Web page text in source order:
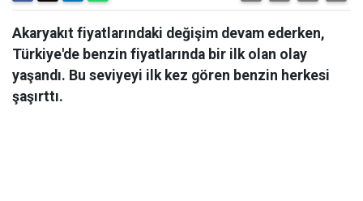
Akaryakıt fiyatlarındaki değişim devam ederken,
Türkiye'de benzin fiyatlarında bir ilk olan olay
yaşandı. Bu seviyeyi ilk kez gören benzin herkesi
şaşırttı.